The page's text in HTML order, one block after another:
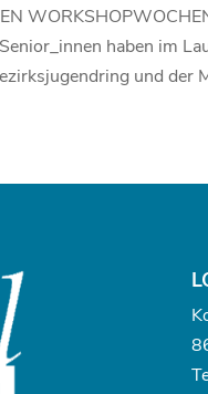
haben im
und der